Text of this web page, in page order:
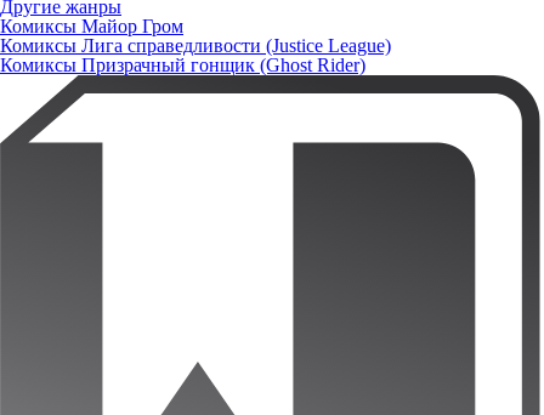
Другие жанры
Комиксы Майор Гром
Комиксы Лига справедливости (Justice League)
Комиксы Призрачный гонщик (Ghost Rider)